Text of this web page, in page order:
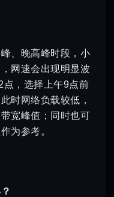
、晚高峰时段，小
网速会出现明显波
点，选择上午9点前
时网络负载较低，
宽峰值；同时也可
为参考。